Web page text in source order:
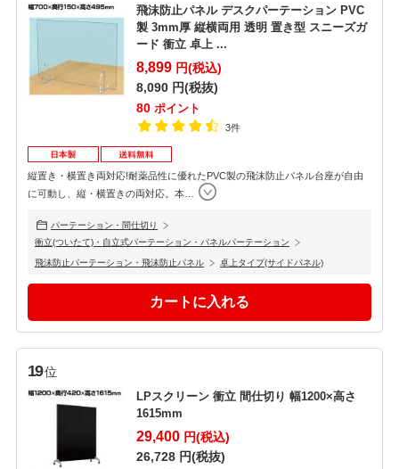
飛沫防止パネル デスクパーテーション PVC
製 3mm厚 縦横両用 透明 置き型 スニーズガ
ード 衝立 卓上 ...
8,899円(税込)
8,090円(税抜)
80 ポイント
3件
縦置き・横置き両対応!耐薬品性に優れたPVC製の飛沫防止パネル台座が自由
に可動し、縦・横置きの両対応。本
パーテーション・間仕切り
衝立(ついたて)・自立式パーテーション・パネルパーテーション
飛沫防止パーテーション・飛沫防止パネル 卓上タイプ(サイドパネル)
19位
LPスクリーン 衝立 間仕切り 幅1200×高さ
1615mm
29,400円(税込)
26,728円(税抜)